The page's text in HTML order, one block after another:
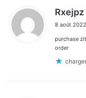
Rxejpz
t
8 août
purchase
order